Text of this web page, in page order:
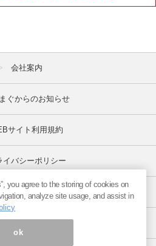
会社案内
ぐからのお知らせ
サイト利用規約
イバシーポリシー
特定商取引法
you agree to the storing of cookies on
analyze site usage, and assist in
ok